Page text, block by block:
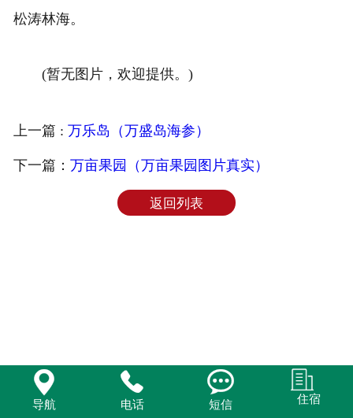
松涛林海。
(暂无图片，欢迎提供。)
上一篇 : 万乐岛（万盛岛海参）
下一篇： 万亩果园（万亩果园图片真实）
返回列表

导航

电话

短信 住宿